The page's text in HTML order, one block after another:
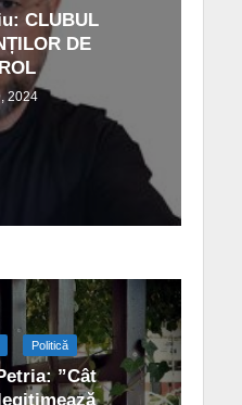
CLUBUL
DE
2024
Politică
”Cât